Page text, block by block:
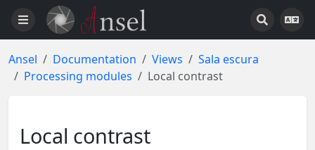
Ansel Documentation Views
Sala escura
Processing modules
Local contrast
Local contrast